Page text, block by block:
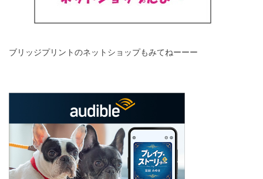
ブリッジプリントのネットショップもみてねーーー